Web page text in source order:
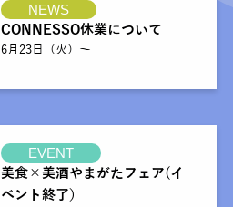
NEWS
CONNESSO休業について
6月23日（火）～
EVENT
美食×美酒やまがたフェア(イ
ベント終了）